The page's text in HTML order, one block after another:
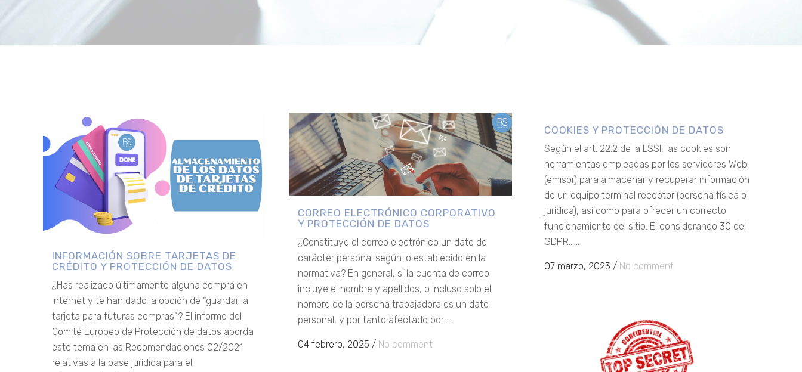
INFORMACIÓN SOBRE TARJETAS DE
CRÉDITO Y PROTECCIÓN DE DATOS
¿Has realizado últimamente alguna compra en
internet y te han dado la opción de “guardar la
tarjeta para futuras compras”? El informe del
Comité Europeo de Protección de datos aborda
este tema en las Recomendaciones 02/2021
relativas a la base jurídica para el
CORREO ELECTRÓNICO CORPORATIVO
Y PROTECCIÓN DE DATOS
¿Constituye el correo electrónico un dato de
carácter personal según lo establecido en la
normativa? En general, si la cuenta de correo
incluye el nombre y apellidos, o incluso solo el
nombre de la persona trabajadora es un dato
personal, y por tanto afectado por......
04 febrero, 2025 / No comment
COOKIES Y PROTECCIÓN DE DATOS
Según el art. 22.2 de la LSSI, las cookies son
herramientas empleadas por los servidores Web
(emisor) para almacenar y recuperar información
de un equipo terminal receptor (persona física o
jurídica), así como para ofrecer un correcto
funcionamiento del sitio. El considerando 30 del
GDPR......
07 marzo, 2023 / No comment